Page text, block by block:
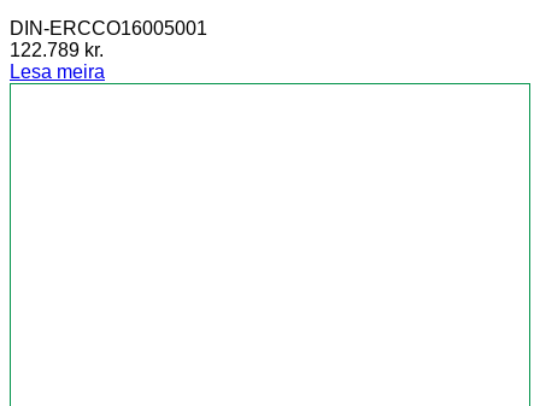
DIN-ERCCO16005001
122.789 kr.
Lesa meira